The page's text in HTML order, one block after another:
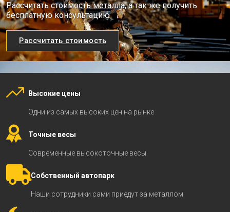
Рассчитать стоимость металла, а так же получить
бесплатную консультацию
Рассчитать стоимость
Высокие цены
Одни из самых высоких цен на рынке
Точные весы
Современные высокоточные весы
Собственный автопарк
Наши сотрудники сами приедут за металлом